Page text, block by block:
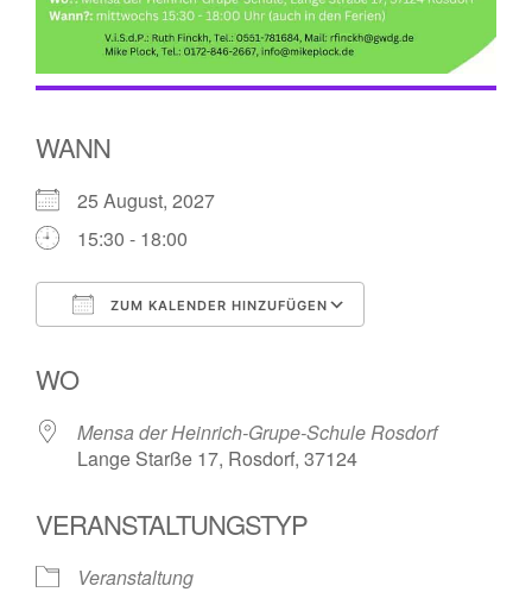
WANN
25 August, 2027
15:30 - 18:00
ZUM KALENDER HINZUFÜGEN
WO
Mensa der Heinrich-Grupe-Schule Rosdorf
Lange Starße 17, Rosdorf, 37124
VERANSTALTUNGSTYP
Veranstaltung